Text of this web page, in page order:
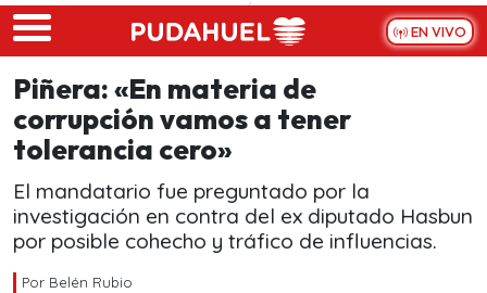
Skip to main content
EN VIVO
Piñera: «En materia de
corrupción vamos a tener
tolerancia cero»
El mandatario fue preguntado por la
investigación en contra del ex diputado Hasbun
por posible cohecho y tráfico de influencias.
Por Belén Rubio